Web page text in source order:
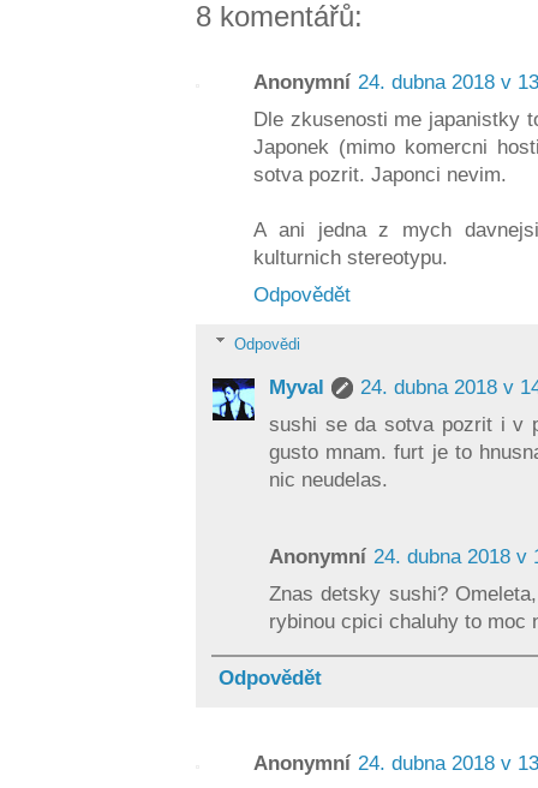
8 komentářů:
Anonymní 24. dubna 2018 v
Dle zkusenosti me japanistky
Japonek (mimo komercni
sotva pozrit. Japonci nevim.
A ani jedna z mych
kulturnich stereotypu.
Odpovědět
Odpovědi
Myval
24. dubna 2018 v
sushi se da sotva pozrit i v
gusto mnam. furt je to
nic neudelas.
Anonymní 24. dubna 2018 v
Znas detsky sushi?
rybinou cpici chaluhy to moc
Odpovědět
Anonymní 24. dubna 2018 v